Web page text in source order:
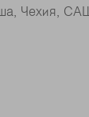
Чехия,